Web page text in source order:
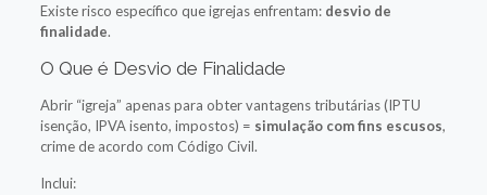
Existe risco específico que igrejas enfrentam: desvio de
finalidade.
O Que é Desvio de Finalidade
Abrir “igreja” apenas para obter vantagens tributárias (IPTU
isenção, IPVA isento, impostos) = simulação com fins escusos,
crime de acordo com Código Civil.
Inclui: